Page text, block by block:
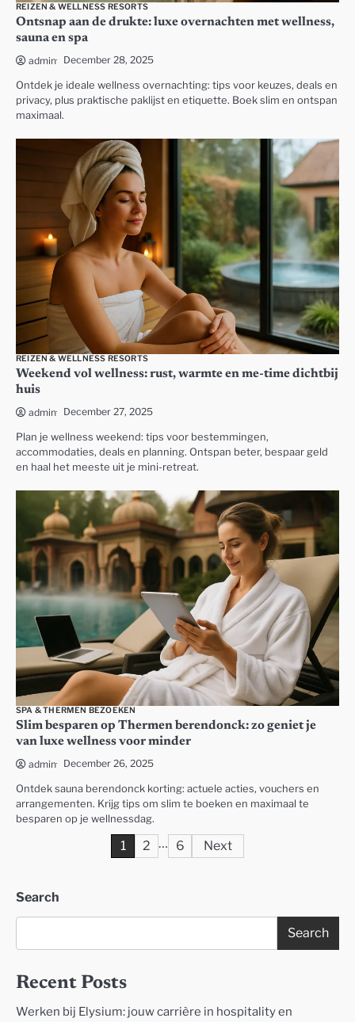
REIZEN & WELLNESS RESORTS
Ontsnap aan de drukte: luxe overnachten met wellness,
sauna en spa
admin December 28, 2025
Ontdek je ideale wellness overnachting: tips voor keuzes, deals en
privacy, plus praktische paklijst en etiquette. Boek slim en ontspan
maximaal.
REIZEN & WELLNESS RESORTS
Weekend vol wellness: rust, warmte en me-time dichtbij
huis
admin December 27, 2025
Plan je wellness weekend: tips voor bestemmingen,
accommodaties, deals en planning. Ontspan beter, bespaar geld
en haal het meeste uit je mini-retreat.
SPA & THERMEN BEZOEKEN
Slim besparen op Thermen berendonck: zo geniet je
van luxe wellness voor minder
admin December 26, 2025
Ontdek sauna berendonck korting: actuele acties, vouchers en
arrangementen. Krijg tips om slim te boeken en maximaal te
besparen op je wellnessdag.
1 2 … 6 Next
Search
Search
Recent Posts
Werken bij Elysium: jouw carrière in hospitality en